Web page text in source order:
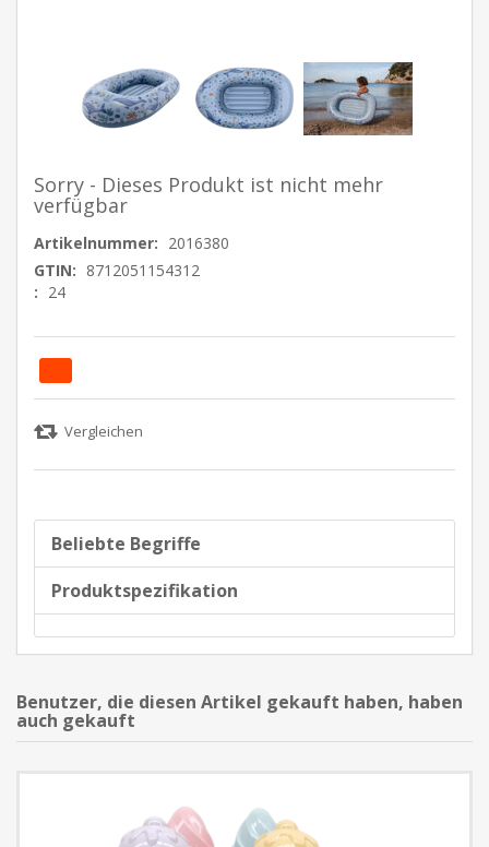
Sorry - Dieses Produkt ist nicht mehr
verfügbar
Artikelnummer: 2016380
GTIN: 8712051154312
: 24
Beliebte Begriffe
Produktspezifikation
Benutzer, die diesen Artikel gekauft haben, haben
auch gekauft